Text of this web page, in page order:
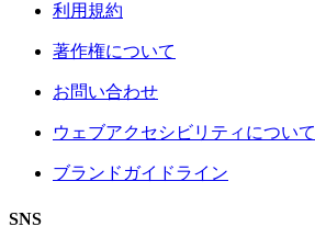
利用規約
著作権について
お問い合わせ
ウェブアクセシビリティについて
ブランドガイドライン
SNS